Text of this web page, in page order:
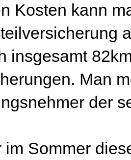
Kosten kann
insgesamt
Man
der
im Sommer